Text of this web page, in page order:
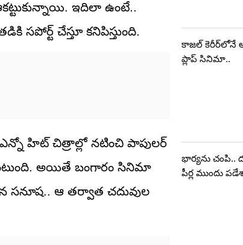
ఇదిలా ఉంటే..
చేస్తూ కనిపిస్తుంది.
హిట్ చిత్రాల్లో నటించి పాపులర్
అయితే బంగారం సినిమా
ఆ తర్వాత చదువుల
కాజల్ కెరీర్‏లోనే అట్టర్
ప్లాప్ సినిమా..
భార్యను చంపి..
పీర్ల ముందు